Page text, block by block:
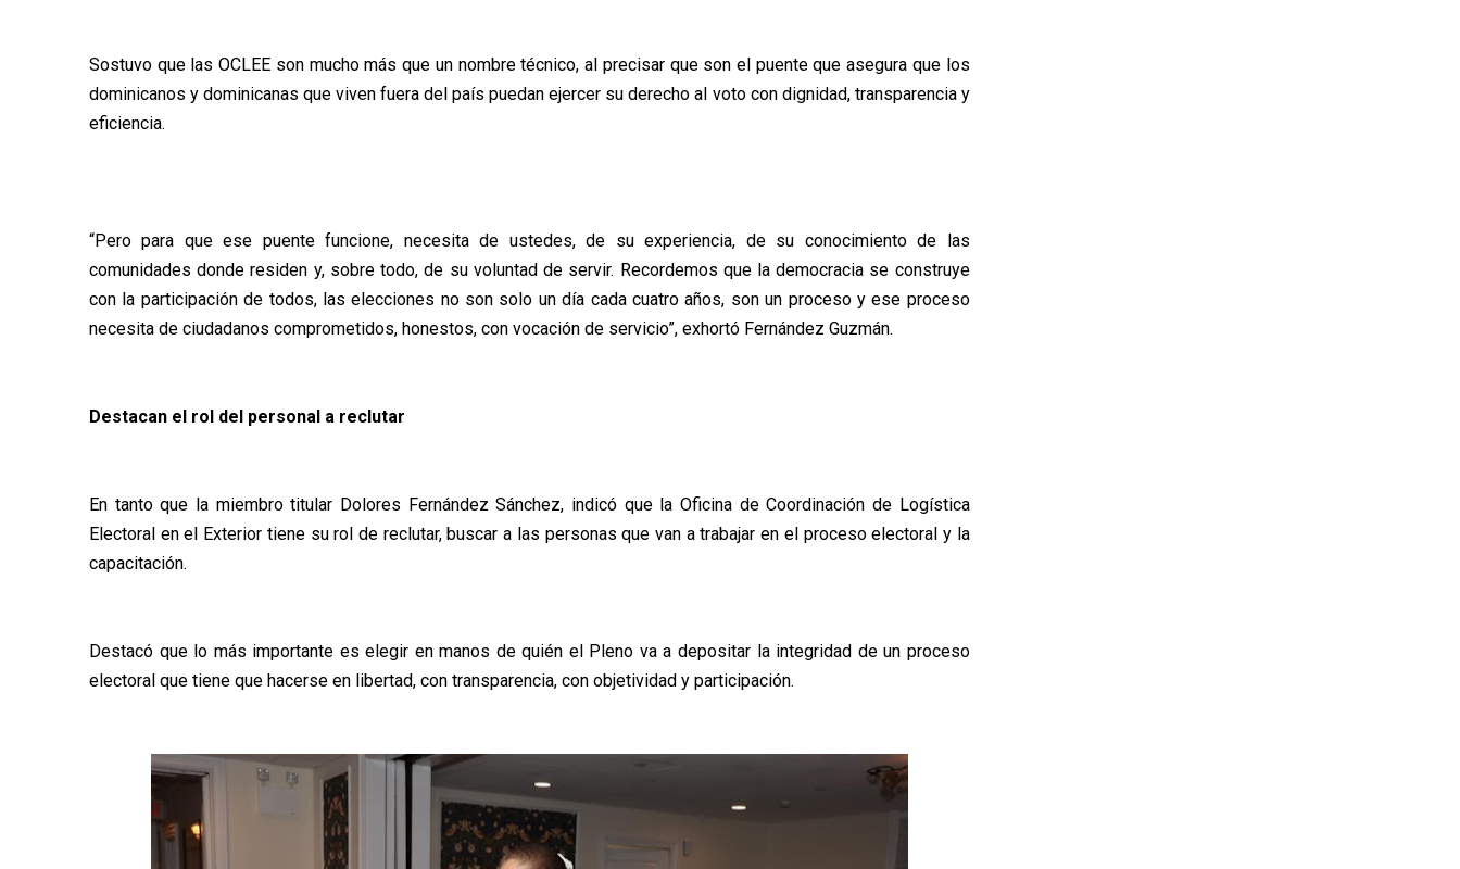
Sostuvo que las OCLEE son mucho más que un nombre técnico, al precisar que son el puente que asegura que los
dominicanos y dominicanas que viven fuera del país puedan ejercer su derecho al voto con dignidad, transparencia y
eficiencia.
“Pero para que ese puente funcione, necesita de ustedes, de su experiencia, de su conocimiento de las
comunidades donde residen y, sobre todo, de su voluntad de servir. Recordemos que la democracia se construye
con la participación de todos, las elecciones no son solo un día cada cuatro años, son un proceso y ese proceso
necesita de ciudadanos comprometidos, honestos, con vocación de servicio”, exhortó Fernández Guzmán.
Destacan el rol del personal a reclutar
En tanto que la miembro titular Dolores Fernández Sánchez, indicó que la Oficina de Coordinación de Logística
Electoral en el Exterior tiene su rol de reclutar, buscar a las personas que van a trabajar en el proceso electoral y la
capacitación.
Destacó que lo más importante es elegir en manos de quién el Pleno va a depositar la integridad de un proceso
electoral que tiene que hacerse en libertad, con transparencia, con objetividad y participación.